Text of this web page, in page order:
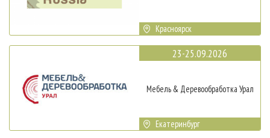
Красноярск
23-25.09.2026
Мебель & Деревообработка Урал
Екатеринбург